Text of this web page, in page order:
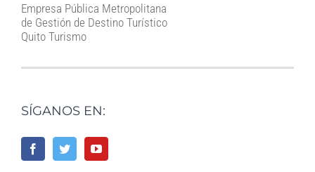
Empresa Pública Metropolitana
de Gestión de Destino Turístico
Quito Turismo
SÍGANOS EN: